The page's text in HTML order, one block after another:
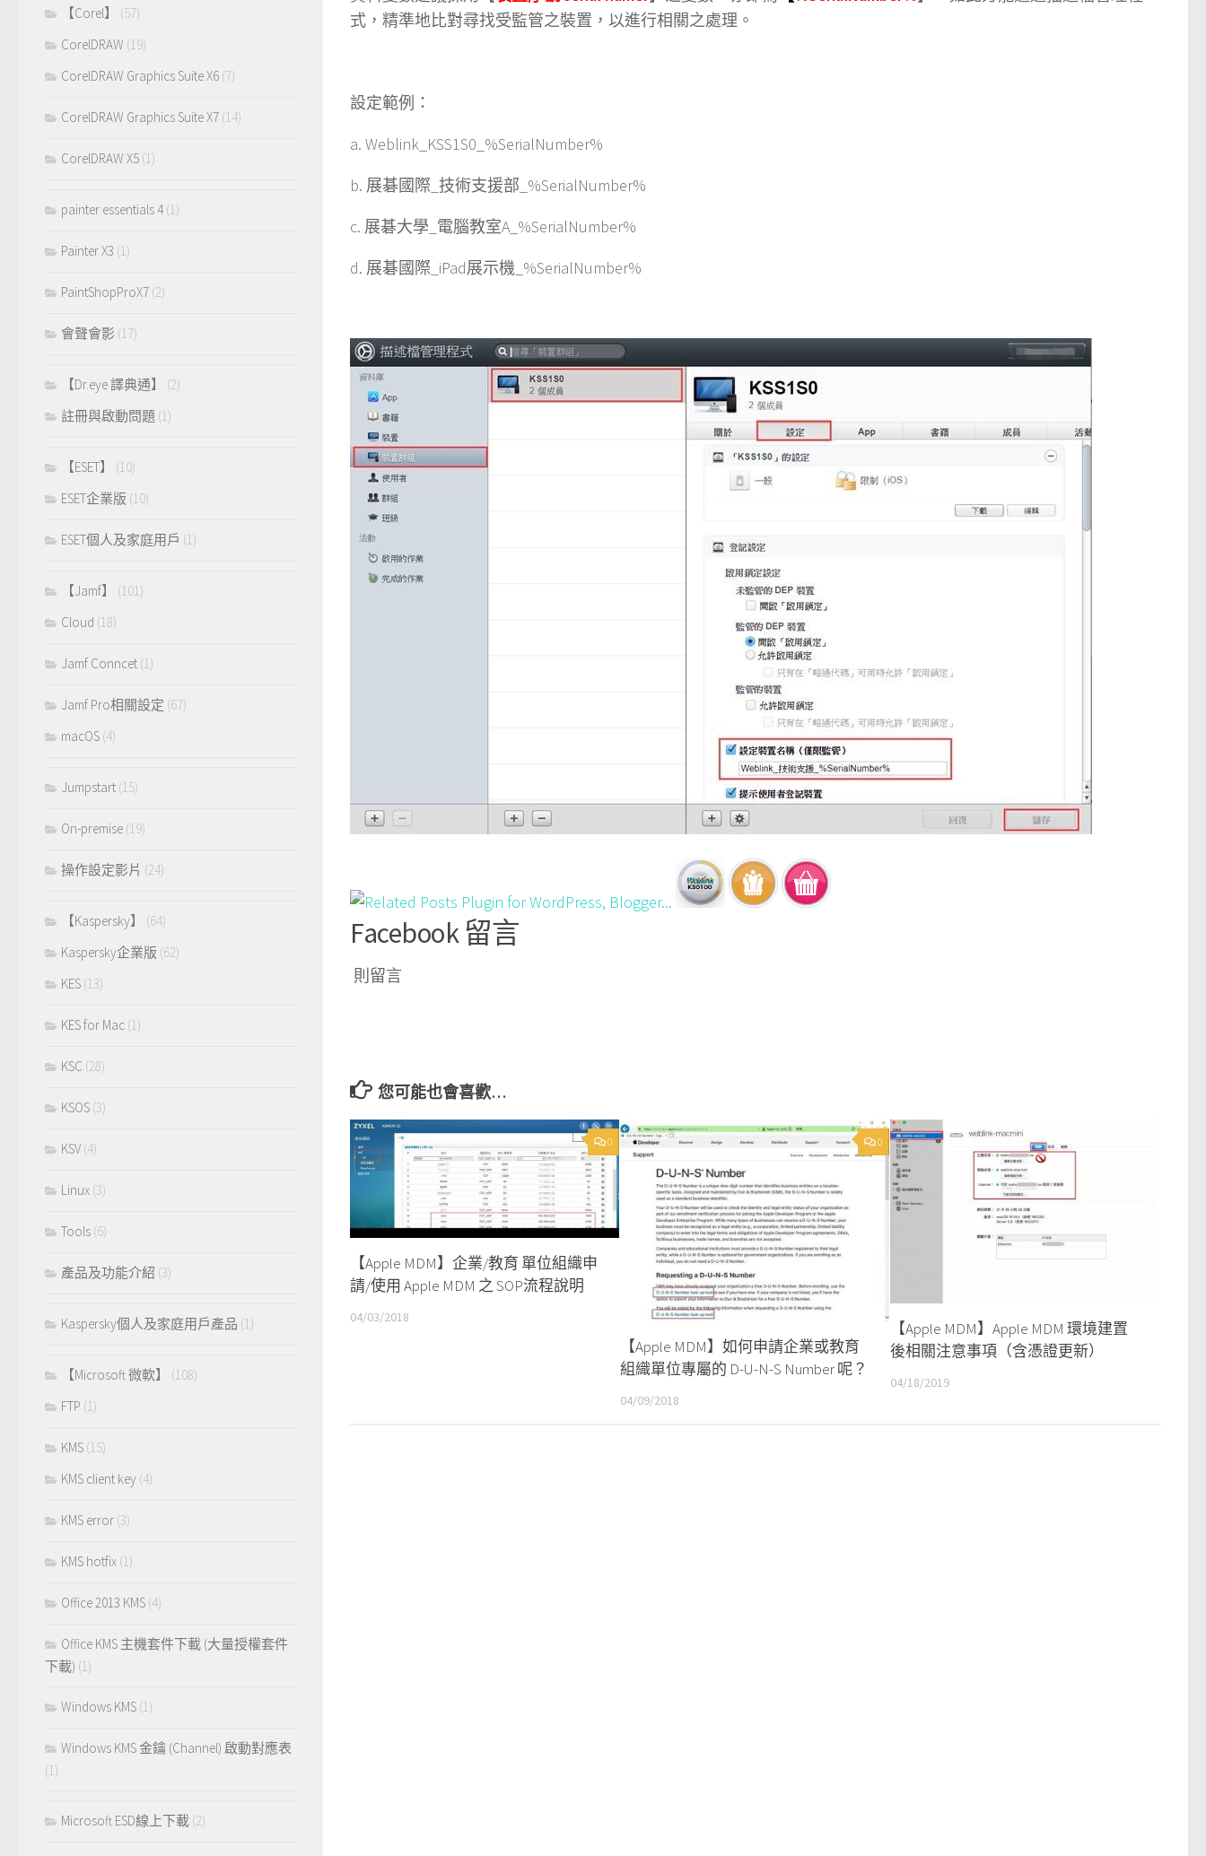
式，精準地比對尋找受監管之裝置，以進行相關之處理。
設定範例：
a. Weblink_KSS1S0_%SerialNumber%
b. 展碁國際_技術支援部_%SerialNumber%
c. 展碁大學_電腦教室A_%SerialNumber%
d. 展碁國際_iPad展示機_%SerialNumber%
Facebook 留言
則留言
您可能也會喜歡…
0
【Apple MDM】企業/教育 單位組織申
請/使用 Apple MDM 之 SOP流程說明
04/03/2018
0
【Apple MDM】如何申請企業或教育
組織單位專屬的 D-U-N-S Number 呢？
04/09/2018
【Apple MDM】Apple MDM 環境建置
後相關注意事項（含憑證更新）
04/18/2019
【Corel】
(57)
CorelDRAW (19)
CorelDRAW Graphics Suite X6 (7)
CorelDRAW Graphics Suite X7 (14)
CorelDRAW X5 (1)
painter essentials 4(1)
Painter X3 (1)
PaintShopProX7 (2)
會聲會影 (17)
【Dr.eye 譯典通】
(2)
註冊與啟動問題 (1)
【ESET】
(10)
ESET企業版 (10)
ESET個人及家庭用戶 (1)
【Jamf】
(101)
Cloud (18)
Jamf Conncet (1)
Jamf Pro相關設定 (67)
macOS (4)
Jumpstart (15)
On-premise (19)
操作設定影片 (24)
【Kaspersky】
(64)
Kaspersky企業版 (62)
KES (13)
KES for Mac (1)
KSC (28)
KSOS (3)
KSV (4)
Linux (3)
Tools (6)
產品及功能介紹 (3)
Kaspersky個人及家庭用戶產品 (1)
【Microsoft 微軟】
(108)
FTP (1)
KMS (15)
KMS client key (4)
KMS error (3)
KMS hotfix (1)
Office 2013 KMS (4)
Office KMS 主機套件下載 (大量授權套件
下載) (1)
Windows KMS (1)
Windows KMS 金鑰 (Channel) 啟動對應表
(1)
Microsoft ESD線上下載 (2)